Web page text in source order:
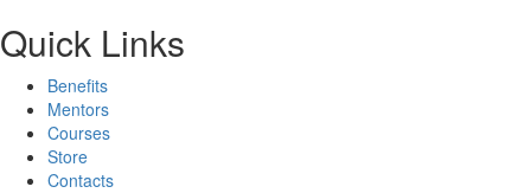
Quick Links
Benefits
Mentors
Courses
Store
Contacts